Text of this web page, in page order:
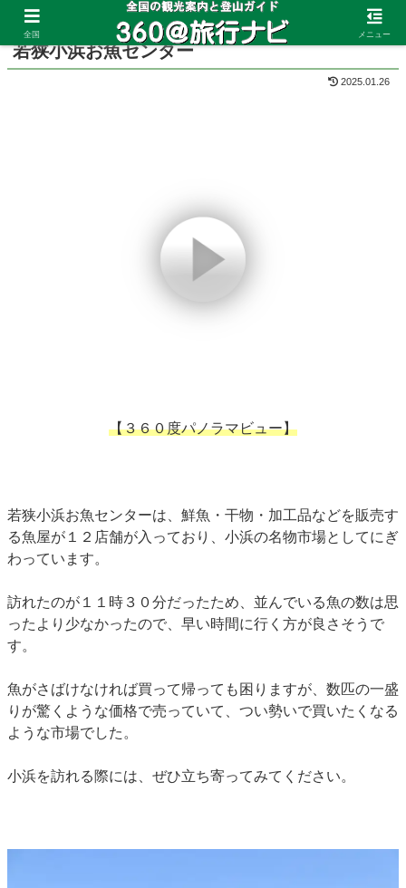
ホーム 福井県 小浜
若狭小浜お魚センター
2025.01.26
【３６０度パノラマビュー】
若狭小浜お魚センターは、鮮魚・干物・加工品などを販売す
る魚屋が１２店舗が入っており、小浜の名物市場としてにぎ
わっています。
訪れたのが１１時３０分だったため、並んでいる魚の数は思
ったより少なかったので、早い時間に行く方が良さそうで
す。
魚がさばけなければ買って帰っても困りますが、数匹の一盛
りが驚くような価格で売っていて、つい勢いで買いたくなる
ような市場でした。
小浜を訪れる際には、ぜひ立ち寄ってみてください。
全国 メニュー